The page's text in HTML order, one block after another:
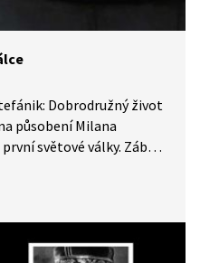
Dobrodružný život
působení Milana
světové války. Záběry
přibližuje osobnost,
samostatného